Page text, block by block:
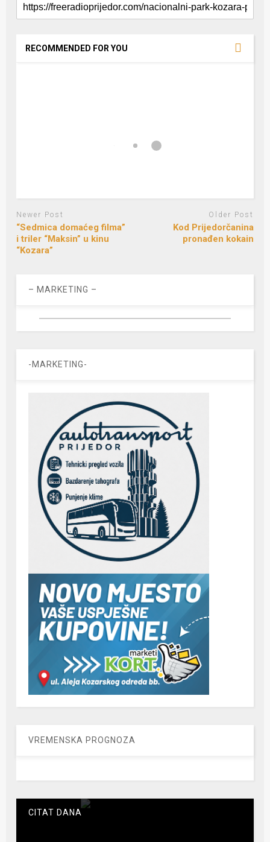
RECOMMENDED FOR YOU
Newer Post
“Sedmica domaćeg filma”
i triler “Maksin” u kinu
“Kozara”
Older Post
Kod Prijedorčanina
pronađen kokain
– MARKETING –
-MARKETING-
VREMENSKA PROGNOZA
CITAT DANA